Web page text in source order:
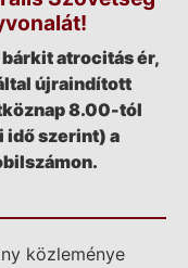
atrocitás ér,
újraindított
8.00-tól
idő szerint) a
közleménye